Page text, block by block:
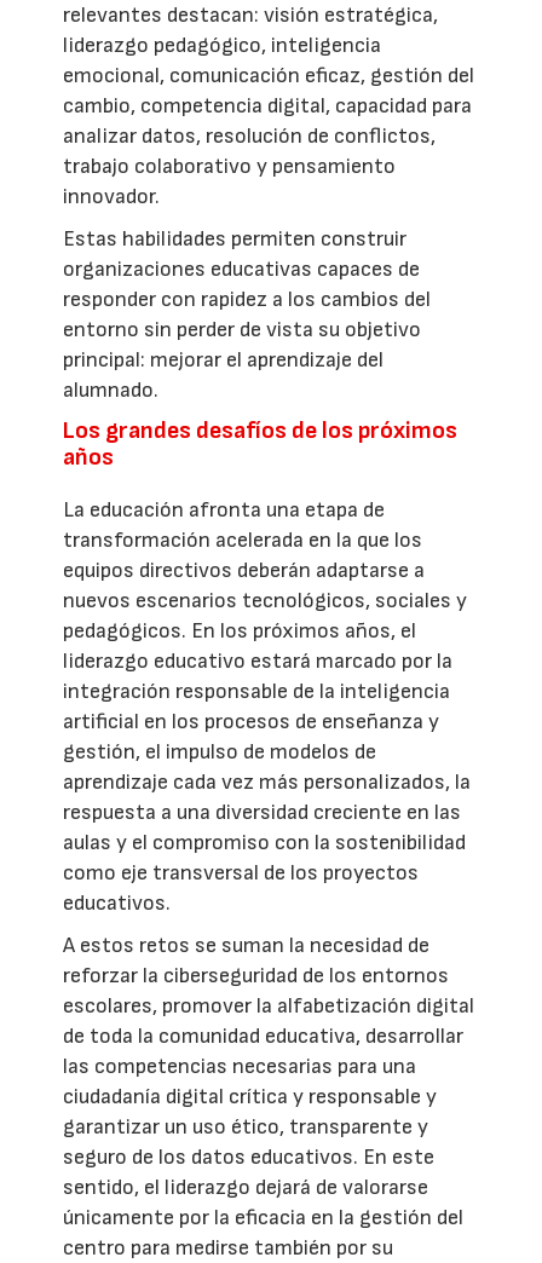
relevantes destacan: visión estratégica,
liderazgo pedagógico, inteligencia
emocional, comunicación eficaz, gestión del
cambio, competencia digital, capacidad para
analizar datos, resolución de conflictos,
trabajo colaborativo y pensamiento
innovador.
Estas habilidades permiten construir
organizaciones educativas capaces de
responder con rapidez a los cambios del
entorno sin perder de vista su objetivo
principal: mejorar el aprendizaje del
alumnado.
Los grandes desafíos de los próximos
años
La educación afronta una etapa de
transformación acelerada en la que los
equipos directivos deberán adaptarse a
nuevos escenarios tecnológicos, sociales y
pedagógicos. En los próximos años, el
liderazgo educativo estará marcado por la
integración responsable de la inteligencia
artificial en los procesos de enseñanza y
gestión, el impulso de modelos de
aprendizaje cada vez más personalizados, la
respuesta a una diversidad creciente en las
aulas y el compromiso con la sostenibilidad
como eje transversal de los proyectos
educativos.
A estos retos se suman la necesidad de
reforzar la ciberseguridad de los entornos
escolares, promover la alfabetización digital
de toda la comunidad educativa, desarrollar
las competencias necesarias para una
ciudadanía digital crítica y responsable y
garantizar un uso ético, transparente y
seguro de los datos educativos. En este
sentido, el liderazgo dejará de valorarse
únicamente por la eficacia en la gestión del
centro para medirse también por su